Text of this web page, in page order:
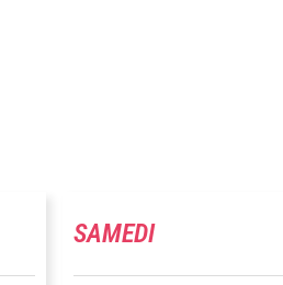
SAMEDI